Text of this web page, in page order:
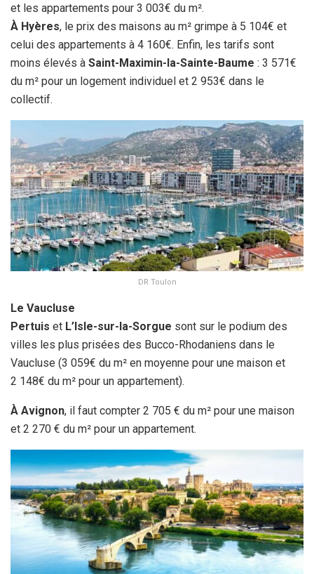
et les appartements pour 3 003€ du m².
À Hyères, le prix des maisons au m² grimpe à 5 104€ et
celui des appartements à 4 160€. Enfin, les tarifs sont
moins élevés à Saint-Maximin-la-Sainte-Baume : 3 571€
du m² pour un logement individuel et 2 953€ dans le
collectif.
DR Toulon
Le Vaucluse
Pertuis et L’Isle-sur-la-Sorgue sont sur le podium des
villes les plus prisées des Bucco-Rhodaniens dans le
Vaucluse (3 059€ du m² en moyenne pour une maison et
2 148€ du m² pour un appartement).
À Avignon, il faut compter 2 705 € du m² pour une maison
et 2 270 € du m² pour un appartement.